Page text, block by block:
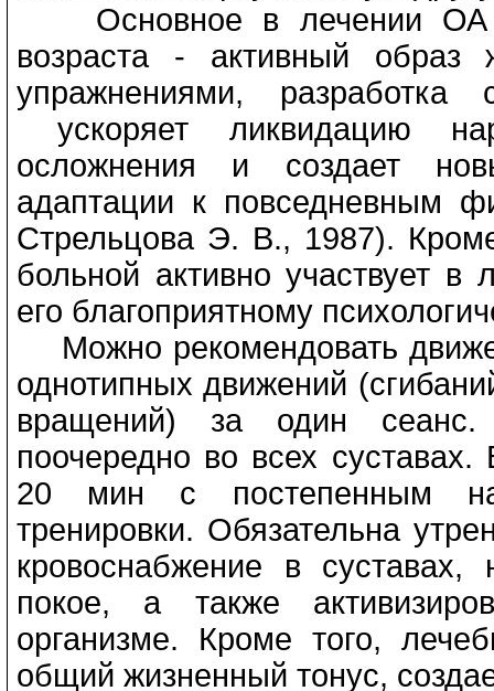
Основное в лечении ОА у
возраста - активный образ
упражнениями, разработка
ускоряет ликвидацию
осложнения и создает
адаптации к повседневным
Стрельцова Э. В., 1987).
больной активно участвует в
его благоприятному
Можно рекомендовать
однотипных движений
вращений) за один сеанс.
поочередно во всех
20 мин с постепенным
тренировки. Обязательна
кровоснабжение в
покое, а также
организме. Кроме того,
общий жизненный тонус,